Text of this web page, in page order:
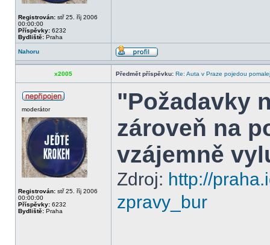
Registrován: stř 25. říj 2006
00:00:00
Příspěvky: 6232
Bydliště: Praha
Nahoru
x2005 Předmět příspěvku: Re: Auta v Praze pojedou
moderátor
Registrován: stř 25. říj 2006
00:00:00
Příspěvky: 6232
Bydliště: Praha
"Požadavky
zároveň na
vzájemně
Zdroj: http://
zpravy_bur